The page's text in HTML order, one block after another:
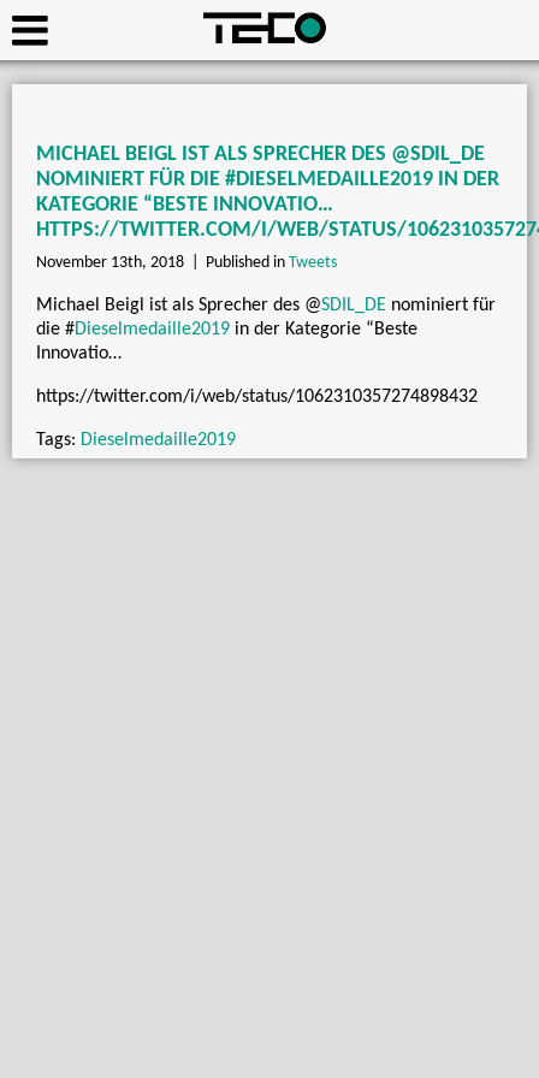
MICHAEL BEIGL IST ALS SPRECHER DES @SDIL_DE
NOMINIERT FÜR DIE #DIESELMEDAILLE2019 IN DER
KATEGORIE “BESTE INNOVATIO…
HTTPS://TWITTER.COM/I/WEB/STATUS/
November 13th, 2018 | Published in Tweets
Michael Beigl ist als Sprecher des @SDIL_DE nominiert für
die #Dieselmedaille2019 in der Kategorie “Beste
Innovatio…
https://twitter.com/i/web/status/1062310357274898432
Tags: Dieselmedaille2019